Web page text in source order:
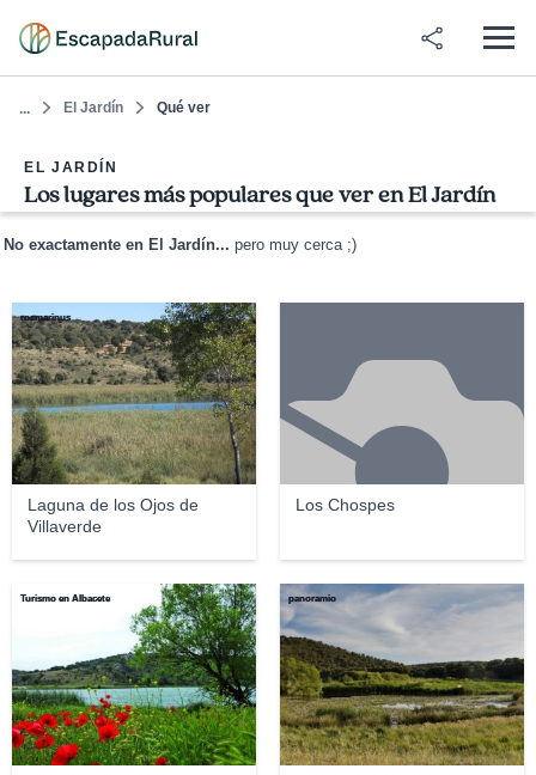
... El Jardín Qué ver
EL JARDÍN
Los lugares más populares que ver en El Jardín
No exactamente en El Jardín... pero muy cerca ;)
Laguna de los Ojos de
Villaverde
rosmarinus
Los Chospes
Turismo en Albacete panoramio